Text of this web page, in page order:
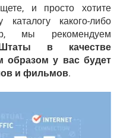
и просто хотите
какого-либо
мы рекомендуем
в качестве
образом у вас будет
и фильмов.